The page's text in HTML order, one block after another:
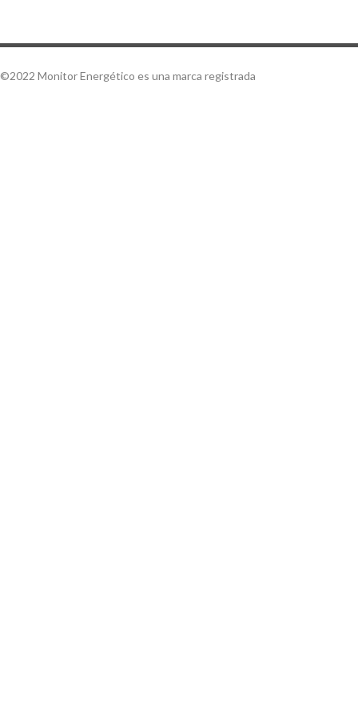
©2022 Monitor Energético es una marca registrada